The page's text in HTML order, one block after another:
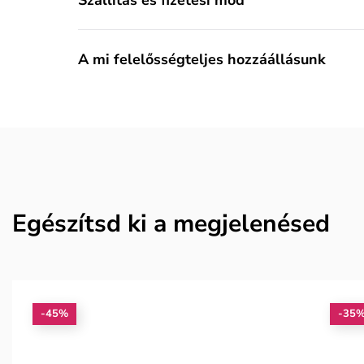
A mi felelősségteljes hozzáállásunk
Egészítsd ki a megjelenésed
-45% -